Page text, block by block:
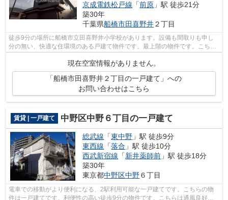
京成電鉄松戸線 「前原 」駅 徒歩21分
築30年
千葉県船橋市田喜野井２丁目
徒歩9分の場所に船橋市立田喜野井小学校があります。設備も間取りも申し
分の無い、快適な住環境のある戸建て物件です。最上階の物件です。こちら
現在空室情報がありません。
「船橋市田喜野井２丁目の一戸建て」への
お問い合わせはこちら
賃貸 | 一戸建て 中野区中野６丁目の一戸建て
総武線 「東中野 」駅 徒歩9分
東西線 「落合 」駅 徒歩10分
西武新宿線 「新井薬師前 」駅 徒歩18分
築30年
東京都中野区中野６丁目
電車での移動がより便利になる、2駅利用可能な一戸建てです。こちらの物
件は一戸建てです。利便性の高い徒歩9分の物件です。こちらは通風良好な